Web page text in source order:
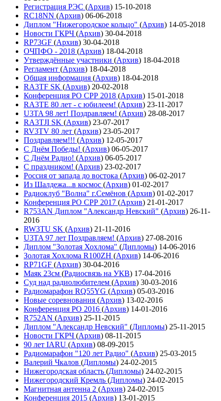
Регистрация РЭС (Архив) 15-10-2018
RC18NN (Архив) 06-06-2018
Диплом "Нижегородское кольцо" (Архив) 14-05-2018
Новости ГКРЧ (Архив) 30-04-2018
RP73GF (Архив) 30-04-2018
ОЧПФО - 2018 (Архив) 18-04-2018
Утверждённые участники (Архив) 18-04-2018
Регламент (Архив) 18-04-2018
Общая информация (Архив) 18-04-2018
RA3TF SK (Архив) 20-02-2018
Конференция РО СРР 2018 (Архив) 15-01-2018
RA3TE 80 лет - с юбилеем! (Архив) 23-11-2017
U3TA 98 лет! Поздравляем! (Архив) 28-08-2017
RA3TJI SK (Архив) 23-07-2017
RV3TV 80 лет (Архив) 23-05-2017
Поздравляем!!! (Архив) 12-05-2017
С Днём Победы! (Архив) 06-05-2017
С Днём Радио! (Архив) 06-05-2017
С праздником! (Архив) 23-02-2017
Россия от запада до востока (Архив) 06-02-2017
Из Шалдежа...в космос (Архив) 01-02-2017
Радиоклуб "Волна" г.Семёнов (Архив) 01-02-2017
Конференция РО СРР 2017 (Архив) 21-01-2017
R753AN Диплом "Александр Невский" (Архив) 26-11-
2016
RW3TU SK (Архив) 21-11-2016
U3TA 97 лет Поздравляем! (Архив) 27-08-2016
Диплом "Золотая Хохлома" (Дипломы) 14-06-2016
Золотая Хохлома R100ZH (Архив) 14-06-2016
RP71GF (Архив) 30-04-2016
Маяк 23см (Радиосвязь на УКВ) 17-04-2016
Суд над радиолюбителем (Архив) 30-03-2016
Радиомарафон RQ55YG (Архив) 05-03-2016
Новые соревнования (Архив) 13-02-2016
Конференция РО 2016 (Архив) 14-01-2016
R752AN (Архив) 25-11-2015
Диплом "Александр Невский" (Дипломы) 25-11-2015
Новости ГКРЧ (Архив) 08-11-2015
90 лет IARU (Архив) 08-09-2015
Радиомарафон "120 лет Радио" (Архив) 25-03-2015
Валерий Чкалов (Дипломы) 24-02-2015
Нижегородская область (Дипломы) 24-02-2015
Нижегородский Кремль (Дипломы) 24-02-2015
Магнитная антенна 2 (Архив) 24-02-2015
Конференция 2015 (Архив) 13-01-2015